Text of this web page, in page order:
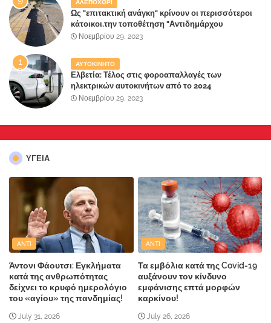
ΑΛΕΠΟΧΩΡΙ
Ως "επιτακτική ανάγκη" κρίνουν οι περισσότεροι
κάτοικοι,την τοποθέτηση "Αντιδημάρχου
Παραλιακής Ζώνης" στο Δήμο Μάνδρας-Ειδυλλίας!
Νοεμβρίου 29, 2023
ΑΥΤΟΚΙΝΗΤΟ
Ελβετία: Τέλος στις φοροαπαλλαγές των
ηλεκτρικών αυτοκινήτων από το 2024
Νοεμβρίου 29, 2023
ΥΓΕΙΑ
ANTI
Άντονι Φάουτσι: Εγκλήματα
κατά της ανθρωπότητας
δείχνει το κρυφό ημερολόγιο
του «αγίου» της πανδημίας!
July 31, 2026
ANTI
Τα εμβόλια κατά της Covid-19
αυξάνουν τον κίνδυνο
εμφάνισης επτά μορφών
καρκίνου!
July 26, 2026